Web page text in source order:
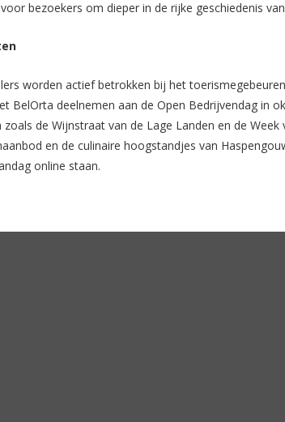
bezoekers om dieper in de rijke geschiedenis
worden actief betrokken bij het
BelOrta deelnemen aan de Open Bedrijvendag in
de Wijnstraat van de Lage Landen en de
en de culinaire hoogstandjes van
online staan.